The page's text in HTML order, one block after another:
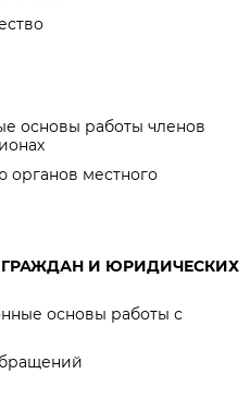
основы работы членов
органов местного
И ЮРИДИЧЕСКИХ
основы работы с